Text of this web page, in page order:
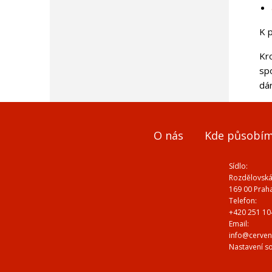
K
O nás Kde
Sídlo:
169 00
Telefon:
+420 251
Email:
Nastavení